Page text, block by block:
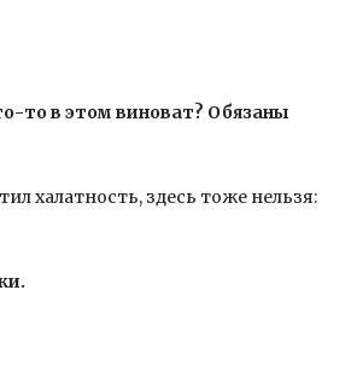
то в этом виноват? Обязаны
халатность, здесь тоже нельзя: